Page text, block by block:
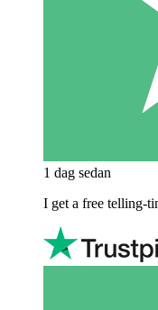
1 dag sedan
I get a free telling-